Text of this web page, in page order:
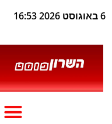
6 באוגוסט 2026 16:53